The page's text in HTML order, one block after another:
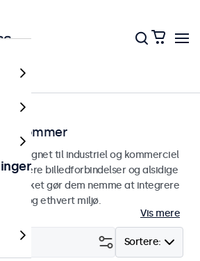
tommer
designet til industriel og kommerciel
flere billedforbindelser og alsidige
hvilket gør dem nemme at integrere
og ethvert miljø.
Vis mere
Sortere: